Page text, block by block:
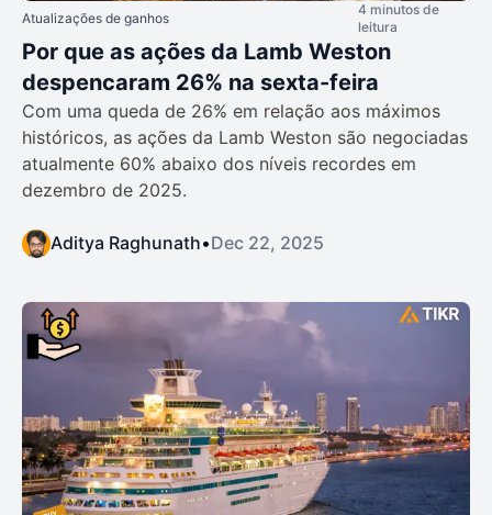
Atualizações de ganhos
4 minutos de
leitura
Por que as ações da Lamb Weston
despencaram 26% na sexta-feira
Com uma queda de 26% em relação aos máximos
históricos, as ações da Lamb Weston são negociadas
atualmente 60% abaixo dos níveis recordes em
dezembro de 2025.
Aditya Raghunath•Dec 22, 2025